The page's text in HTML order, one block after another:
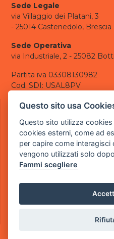
Sede Legale
via Villaggio dei Platani, 3
- 25014 Castenedolo, Brescia
Sede Operativa
via Industriale, 2 - 25082
Partita iva 03308130982
Cod. SDI: USAL8PV
CONTATTI
tel.: +39 030 376 2377
tel.: +39 030 336 6259
pec:
LINK UTILI
Informazioni generali
Questo sito usa
Questo sito utilizza
cookies esterni, come ad
per capire come interagisci
vengono utilizzati solo
Fammi scegliere